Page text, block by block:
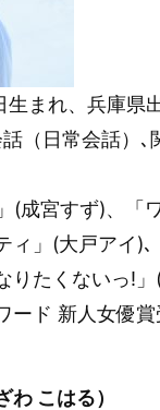
まれ、兵庫県出
（日常会話）､
(成宮すず)、「
ィ」(大戸アイ)､
りたくないっ!
ード 新人女優賞
こはる）